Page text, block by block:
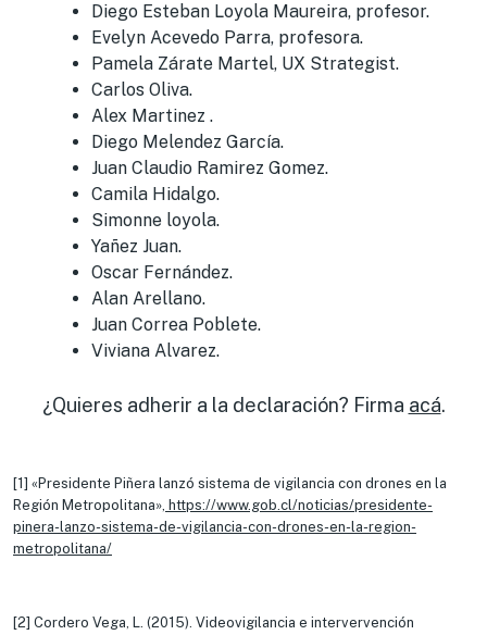
Diego Esteban Loyola Maureira, profesor.
Evelyn Acevedo Parra, profesora.
Pamela Zárate Martel, UX Strategist.
Carlos Oliva.
Alex Martinez .
Diego Melendez García.
Juan Claudio Ramirez Gomez.
Camila Hidalgo.
Simonne loyola.
Yañez Juan.
Oscar Fernández.
Alan Arellano.
Juan Correa Poblete.
Viviana Alvarez.
¿Quieres adherir a la declaración? Firma acá.
[1] «Presidente Piñera lanzó sistema de vigilancia con drones en la
Región Metropolitana», https://www.gob.cl/noticias/presidente-
pinera-lanzo-sistema-de-vigilancia-con-drones-en-la-region-
metropolitana/
[2] Cordero Vega, L. (2015). Videovigilancia e intervervención